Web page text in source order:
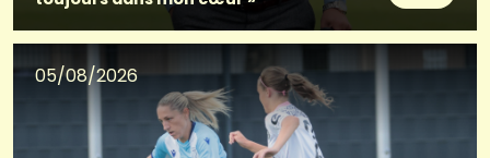
05/08/2026